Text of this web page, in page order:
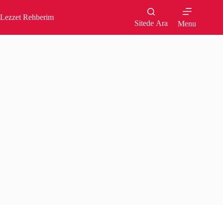
to
content
Lezzet Rehberim
Sitede Ara Menu